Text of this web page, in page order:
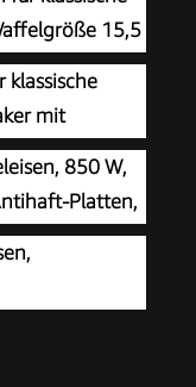
15,5
klassische
mit
Waffeln in
Farbe: Mint
850 W,
Platten,